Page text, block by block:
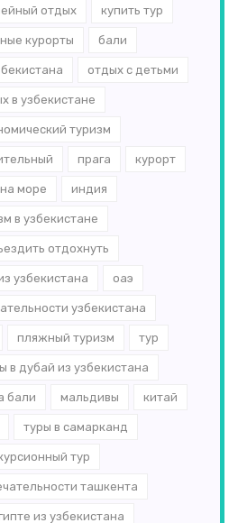
отдых купить тур
курорты бали
отдых с детьми
в узбекистане
туризм
прага курорт
море индия
в узбекистане
отдохнуть
узбекистана оаэ
узбекистана
пляжный туризм тур
в дубай из узбекистана
бали мальдивы китай
туры в самарканд
тур
ташкента
из узбекистана